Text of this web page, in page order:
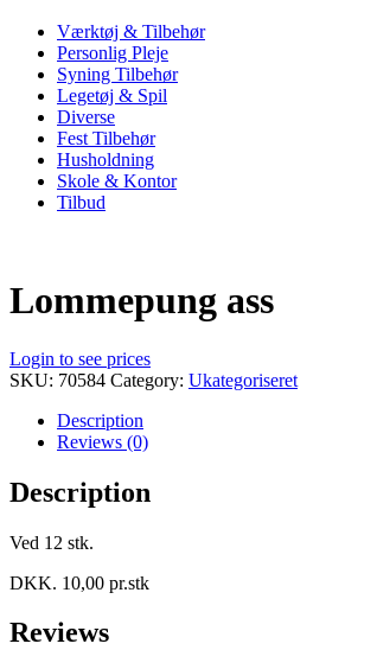
Værktøj & Tilbehør
Personlig Pleje
Syning Tilbehør
Legetøj & Spil
Diverse
Fest Tilbehør
Husholdning
Skole & Kontor
Tilbud
Lommepung ass
Login to see prices
SKU: 70584 Category: Ukategoriseret
Description
Reviews (0)
Description
Ved 12 stk.
DKK. 10,00 pr.stk
Reviews